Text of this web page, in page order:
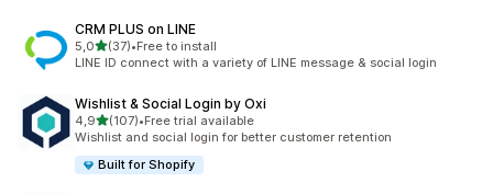
CRM PLUS on LINE
5,0na 5 gwiazdek
(37)
Łączna liczba recenzji: 37
•Free to install
LINE ID connect with a variety of LINE message & social login
Wishlist & Social Login by Oxi
4,9na 5 gwiazdek
(107)
Łączna liczba recenzji: 107
•Free trial available
Wishlist and social login for better customer retention
Built for Shopify